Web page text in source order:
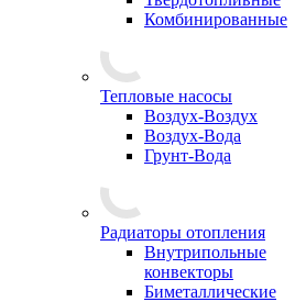
Комбинированные
Тепловые насосы
Воздух-Воздух
Воздух-Вода
Грунт-Вода
Радиаторы отопления
Внутрипольные
конвекторы
Биметаллические